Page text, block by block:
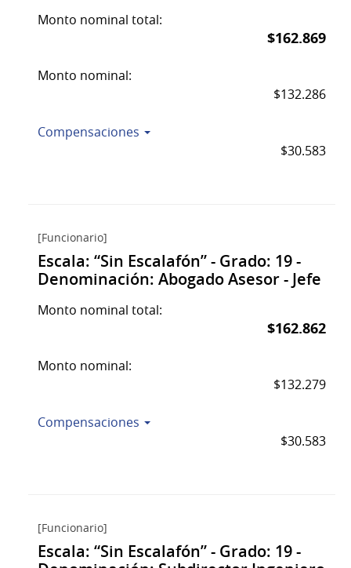
Monto nominal total:
$162.869
Monto nominal:
$132.286
Compensaciones
$30.583
[Funcionario]
Escala: “Sin Escalafón” - Grado: 19 -
Denominación: Abogado Asesor - Jefe
Monto nominal total:
$162.862
Monto nominal:
$132.279
Compensaciones
$30.583
[Funcionario]
Escala: “Sin Escalafón” - Grado: 19 -